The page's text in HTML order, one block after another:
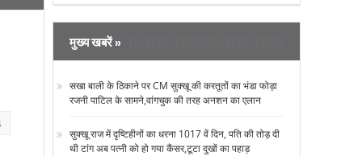
मुख्य खबरें »
सखा बाली के ठिकाने पर CM सुक्‍खू की करतूतों का भंडा फोड़ा
रजनी पाटिल के सामने,वांगचुक की तरह अनशन का एलान
सुक्‍खू राज में दृष्टिहीनों का धरना 1017 वें दिन, पति की तोड़ दी
थी टांग अब पत्‍नी को हो गया कैंसर,टूटा दुखों का पहाड़